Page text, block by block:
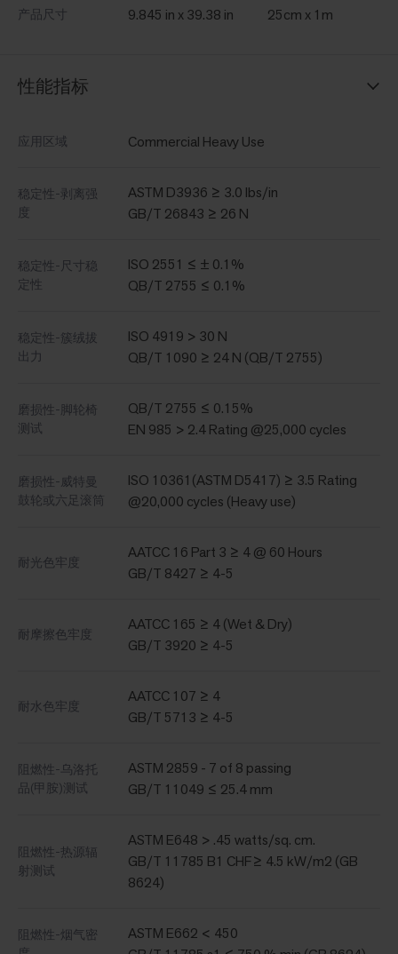
产品尺寸 9.845 in x 39.38 in 25cm x 1m
性能指标
应用区域 Commercial Heavy Use
稳定性-剥离强
度
ASTM D3936 ≥ 3.0 lbs/in
GB/T 26843 ≥ 26 N
稳定性-尺寸稳
定性
ISO 2551 ≤ ± 0.1%
QB/T 2755 ≤ 0.1%
稳定性-簇绒拔
出力
ISO 4919 > 30 N
QB/T 1090 ≥ 24 N (QB/T 2755)
磨损性-脚轮椅
测试
QB/T 2755 ≤ 0.15%
EN 985 > 2.4 Rating @25,000 cycles
磨损性-威特曼
鼓轮或六足滚筒
ISO 10361(ASTM D5417) ≥ 3.5 Rating
@20,000 cycles (Heavy use)
耐光色牢度
AATCC 16 Part 3 ≥ 4 @ 60 Hours
GB/T 8427 ≥ 4-5
耐摩擦色牢度
AATCC 165 ≥ 4 (Wet & Dry)
GB/T 3920 ≥ 4-5
耐水色牢度
AATCC 107 ≥ 4
GB/T 5713 ≥ 4-5
阻燃性-乌洛托
品(甲胺)测试
ASTM 2859 - 7 of 8 passing
GB/T 11049 ≤ 25.4 mm
阻燃性-热源辐
射测试
ASTM E648 > .45 watts/sq. cm.
GB/T 11785 B1 CHF≥ 4.5 kW/m2 (GB
8624)
阻燃性-烟气密
ASTM E662 < 450